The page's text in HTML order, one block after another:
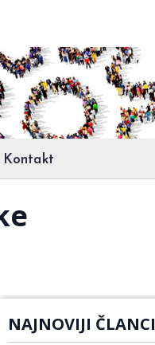
Kontakt
NAJNOVIJI ČLANCI